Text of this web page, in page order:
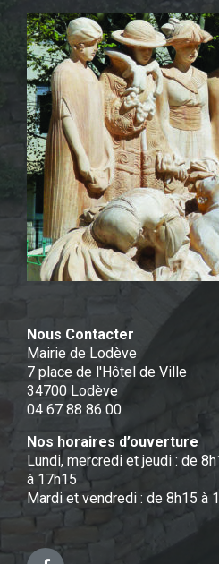
Nous Contacter
Mairie de Lodève
7 place de l'Hôtel de Ville
34700 Lodève
04 67 88 86 00
Nos horaires d’ouverture
Lundi, mercredi et jeudi : de
à 17h15
Mardi et vendredi : de 8h15 à